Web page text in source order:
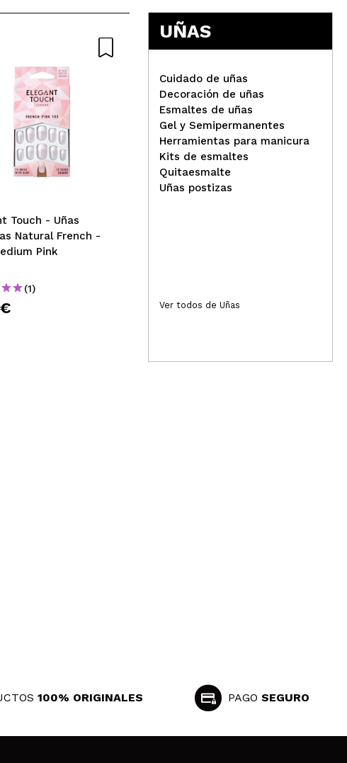
Touch - Uñas
Natural French -
Pink
(1)
Technic Cosmetics -
Pegamento para uñas
postizas
2,95€
UÑAS
Cuidado de uñas
Decoración de uñas
Esmaltes de uñas
Gel y Semipermanentes
Herramientas para manicura
Kits de esmaltes
Quitaesmalte
Uñas postizas
Ver todos de Uñas
100% ORIGINALES PAGO SEGURO